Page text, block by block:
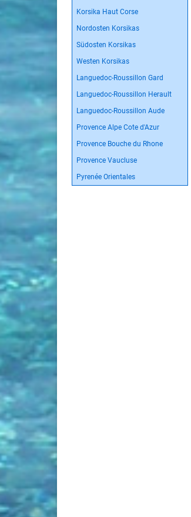
Korsika Haut Corse
Nordosten Korsikas
Südosten Korsikas
Westen Korsikas
Languedoc-Roussillon Gard
Languedoc-Roussillon Herault
Languedoc-Roussillon Aude
Provence Alpe Cote d'Azur
Provence Bouche du Rhone
Provence Vaucluse
Pyrenée Orientales